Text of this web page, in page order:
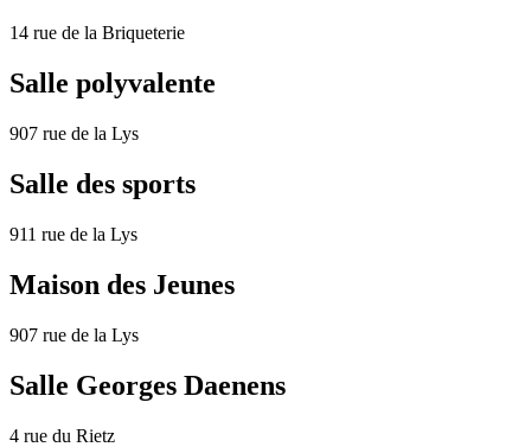
14 rue de la Briqueterie
Salle polyvalente
907 rue de la Lys
Salle des sports
911 rue de la Lys
Maison des Jeunes
907 rue de la Lys
Salle Georges Daenens
4 rue du Rietz